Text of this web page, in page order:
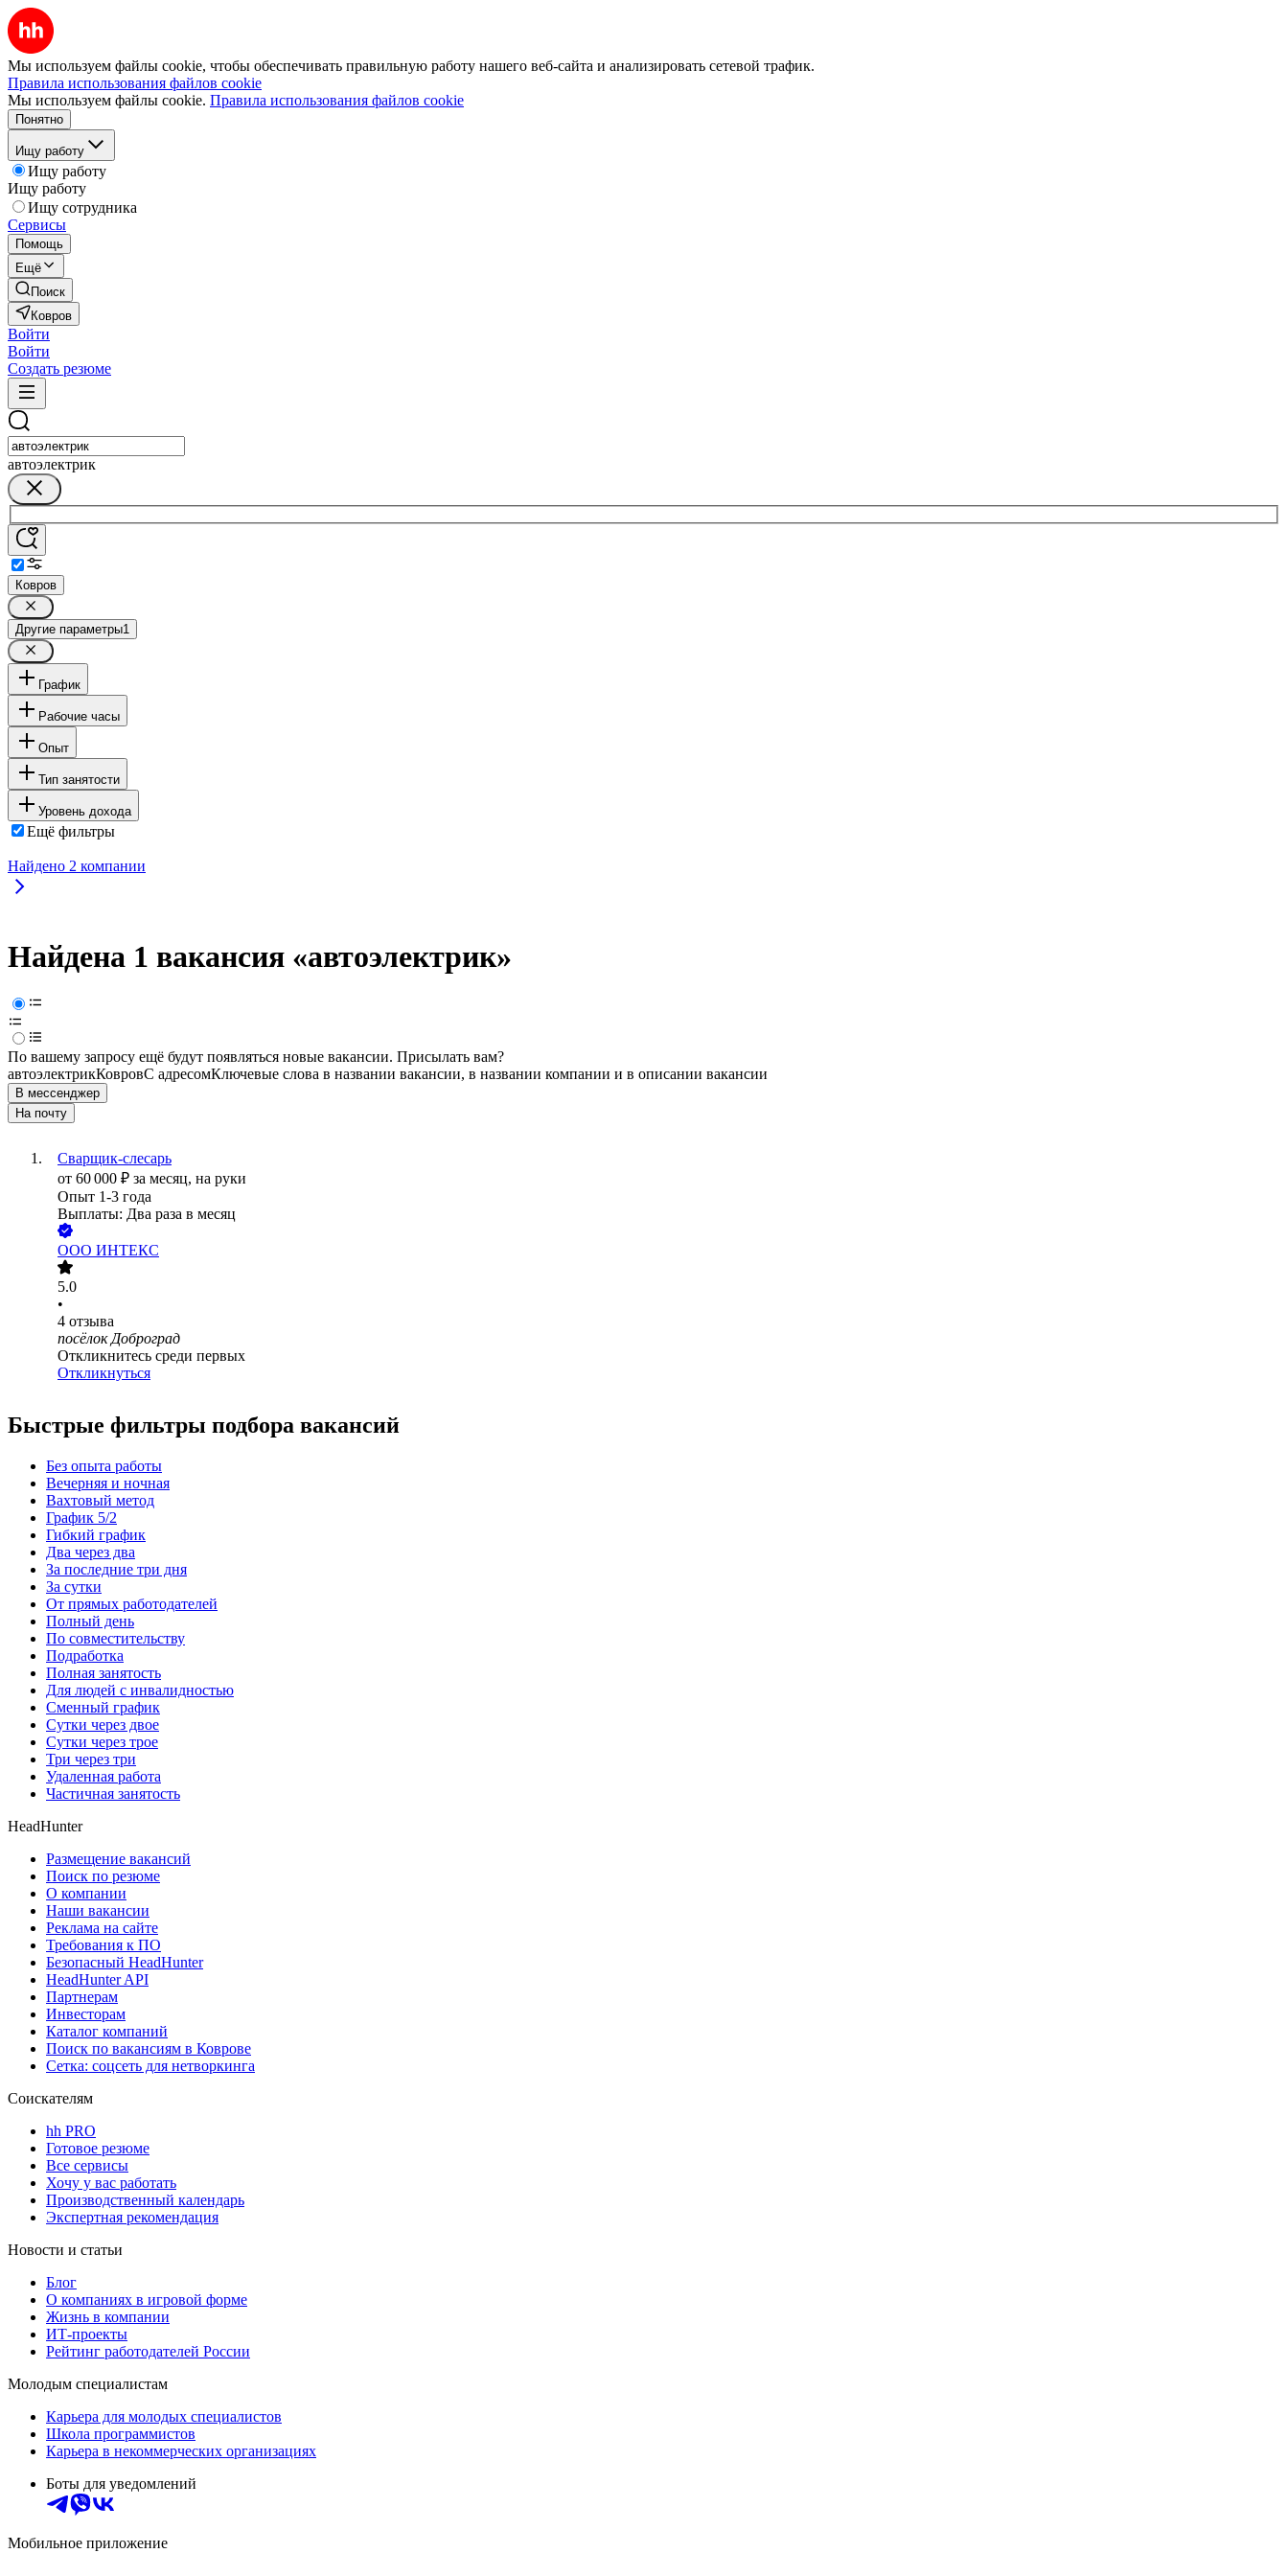
Мы используем файлы cookie, чтобы обеспечивать правильную работу нашего веб-сайта и анализировать сетевой трафик.
Правила использования файлов cookie
Мы используем файлы cookie. Правила использования файлов cookie
Понятно
Ищу работу
Ищу работу
Ищу работу
Ищу сотрудника
Сервисы
Помощь
Ещё
Поиск
Ковров
Войти
Войти
Создать резюме
автоэлектрик
Ковров
Другие параметры1
График
Рабочие часы
Опыт
Тип занятости
Уровень дохода
Ещё фильтры
Найдено 2 компании
Найдена 1 вакансия «автоэлектрик»
По вашему запросу ещё будут появляться новые вакансии. Присылать вам?
автоэлектрикКовровС адресомКлючевые слова в названии вакансии, в названии компании и в описании вакансии
В мессенджер
На почту
Сварщик-слесарь
от 60 000 ₽ за месяц, на руки
Опыт 1-3 года
Выплаты: Два раза в месяц
ООО ИНТЕКС
5.0
•
4 отзыва
посёлок Доброград
Откликнитесь среди первых
Откликнуться
Быстрые фильтры подбора вакансий
Без опыта работы
Вечерняя и ночная
Вахтовый метод
График 5/2
Гибкий график
Два через два
За последние три дня
За сутки
От прямых работодателей
Полный день
По совместительству
Подработка
Полная занятость
Для людей с инвалидностью
Сменный график
Сутки через двое
Сутки через трое
Три через три
Удаленная работа
Частичная занятость
HeadHunter
Размещение вакансий
Поиск по резюме
О компании
Наши вакансии
Реклама на сайте
Требования к ПО
Безопасный HeadHunter
HeadHunter API
Партнерам
Инвесторам
Каталог компаний
Поиск по вакансиям в Коврове
Сетка: соцсеть для нетворкинга
Соискателям
hh PRO
Готовое резюме
Все сервисы
Хочу у вас работать
Производственный календарь
Экспертная рекомендация
Новости и статьи
Блог
О компаниях в игровой форме
Жизнь в компании
ИТ-проекты
Рейтинг работодателей России
Молодым специалистам
Карьера для молодых специалистов
Школа программистов
Карьера в некоммерческих организациях
Боты для уведомлений
Мобильное приложение